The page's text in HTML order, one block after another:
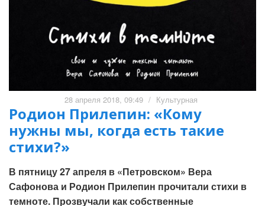
28 апреля 2018, 09:49 / Культурная
Родион Прилепин: «Кому
нужны мы, когда есть такие
стихи?»
В пятницу 27 апреля в «Петровском» Вера
Сафонова и Родион Прилепин прочитали стихи в
темноте. Прозвучали как собственные